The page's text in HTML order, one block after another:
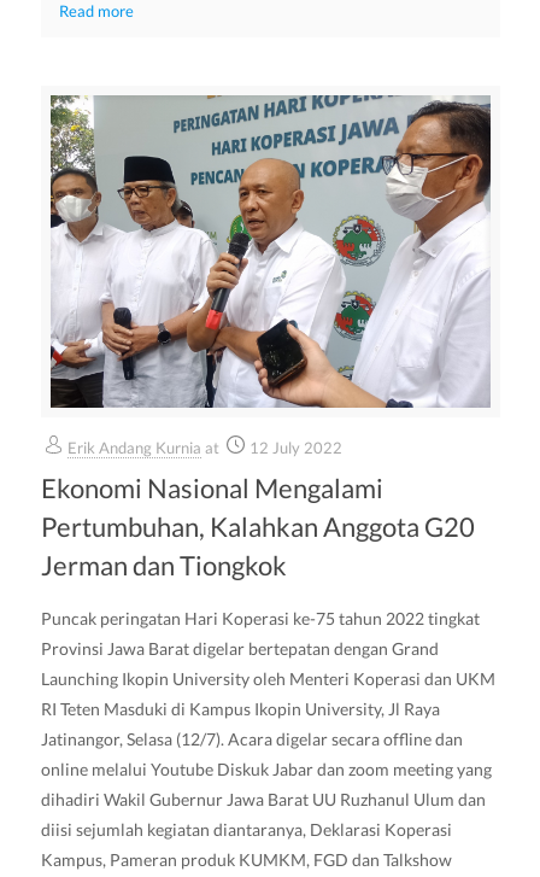
Read more
Erik Andang Kurnia at 12 July 2022
Ekonomi Nasional Mengalami
Pertumbuhan, Kalahkan Anggota G20
Jerman dan Tiongkok
Puncak peringatan Hari Koperasi ke-75 tahun 2022 tingkat
Provinsi Jawa Barat digelar bertepatan dengan Grand
Launching Ikopin University oleh Menteri Koperasi dan UKM
RI Teten Masduki di Kampus Ikopin University, Jl Raya
Jatinangor, Selasa (12/7). Acara digelar secara offline dan
online melalui Youtube Diskuk Jabar dan zoom meeting yang
dihadiri Wakil Gubernur Jawa Barat UU Ruzhanul Ulum dan
diisi sejumlah kegiatan diantaranya, Deklarasi Koperasi
Kampus, Pameran produk KUMKM, FGD dan Talkshow